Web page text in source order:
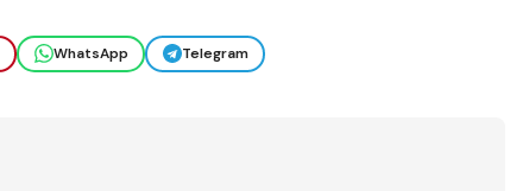
WhatsApp Telegram